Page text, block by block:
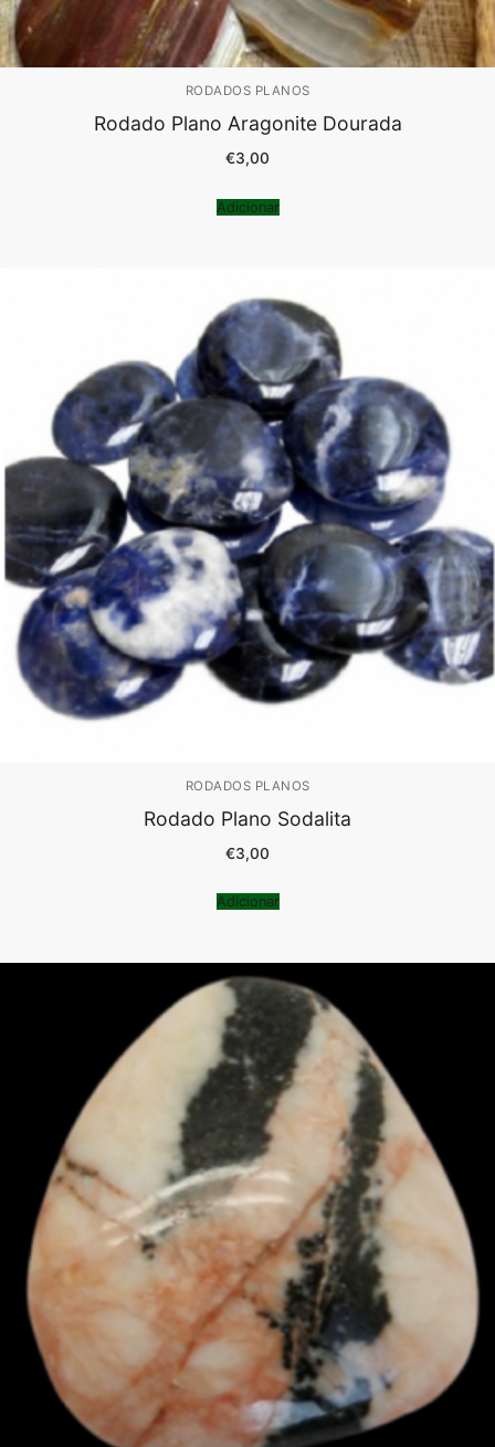
RODADOS PLANOS
Rodado Plano Aragonite Dourada
€3,00
Adicionar
RODADOS PLANOS
Rodado Plano Sodalita
€3,00
Adicionar